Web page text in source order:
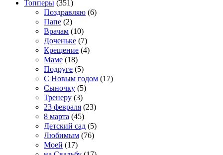
Топперы (351)
Поздравляю (6)
Папе (2)
Врачам (10)
Доченьке (7)
Крещение (4)
Маме (18)
Подруге (5)
С Новым годом (17)
Сыночку (5)
Тренеру (3)
23 февраля (23)
8 марта (45)
Детский сад (5)
Любимым (76)
Моей (17)